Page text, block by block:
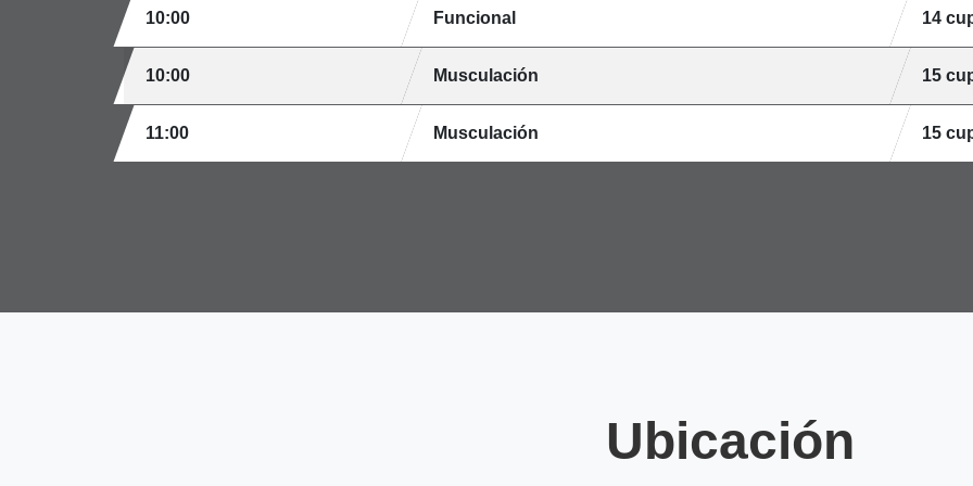
10:00 Funcional 14
10:00 Musculación 15
11:00 Musculación 15
Ubicación